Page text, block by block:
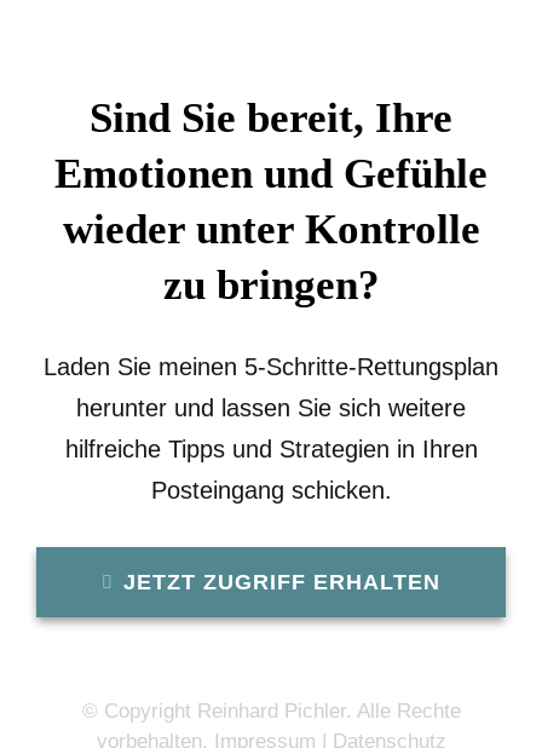
Sind Sie bereit, Ihre
Emotionen und Gefühle
wieder unter Kontrolle
zu bringen?
Laden Sie meinen 5-Schritte-Rettungsplan
herunter und lassen Sie sich weitere
hilfreiche Tipps und Strategien in Ihren
Posteingang schicken.
JETZT ZUGRIFF ERHALTEN
© Copyright Reinhard Pichler. Alle Rechte
vorbehalten. Impressum | Datenschutz